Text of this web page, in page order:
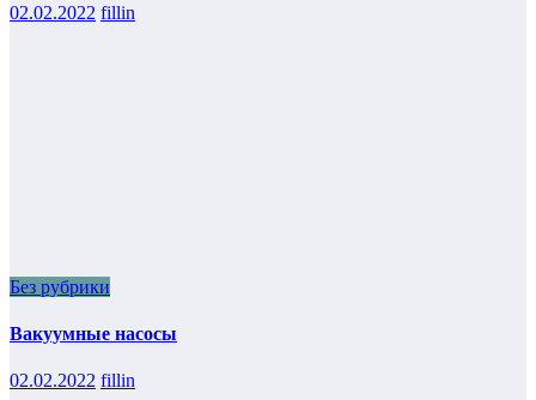
02.02.2022 fillin
Без рубрики
Вакуумные насосы
02.02.2022 fillin